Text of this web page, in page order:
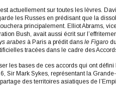
actuellement sur toutes les lèvres.
les Russes en prédisant que la
principalement. Elliot Abrams,
Bush, avait aussi écrit sur
arabes à Paris a prédit dans le Figaro
tracées dans le cadre des
les bases de ces accords qui ont
Sir Mark Sykes, représentant la
des territoires asiatiques de